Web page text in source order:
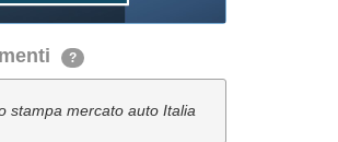
?
stampa mercato auto Italia